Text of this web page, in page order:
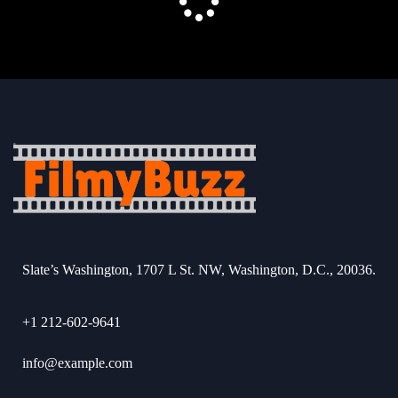
Slate’s Washington, 1707 L St. NW, Washington, D.C., 20036.
+1 212-602-9641
info@example.com